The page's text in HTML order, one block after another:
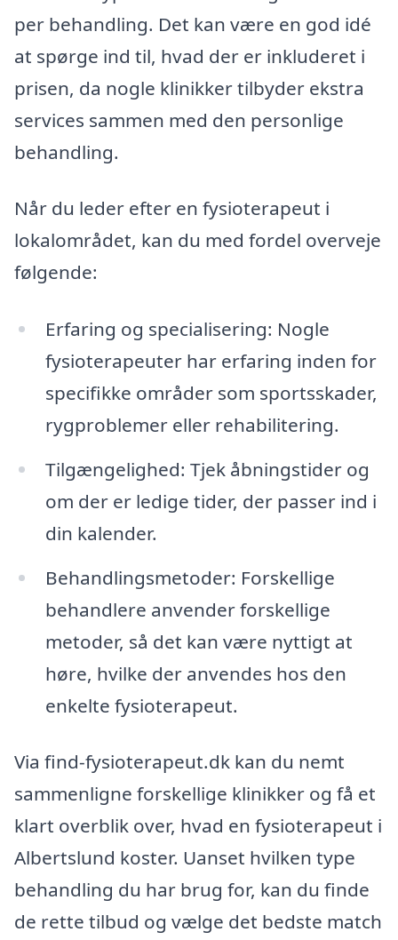
per behandling. Det kan være en god idé
at spørge ind til, hvad der er inkluderet i
prisen, da nogle klinikker tilbyder ekstra
services sammen med den personlige
behandling.
Når du leder efter en fysioterapeut i
lokalområdet, kan du med fordel overveje
følgende:
Erfaring og specialisering: Nogle
fysioterapeuter har erfaring inden for
specifikke områder som sportsskader,
rygproblemer eller rehabilitering.
Tilgængelighed: Tjek åbningstider og
om der er ledige tider, der passer ind i
din kalender.
Behandlingsmetoder: Forskellige
behandlere anvender forskellige
metoder, så det kan være nyttigt at
høre, hvilke der anvendes hos den
enkelte fysioterapeut.
Via find-fysioterapeut.dk kan du nemt
sammenligne forskellige klinikker og få et
klart overblik over, hvad en fysioterapeut i
Albertslund koster. Uanset hvilken type
behandling du har brug for, kan du finde
de rette tilbud og vælge det bedste match